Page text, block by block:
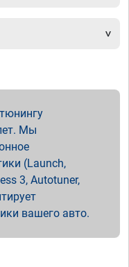
Мы
(Launch,
3, Autotuner,
вашего авто.